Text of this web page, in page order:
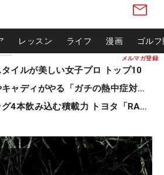
メルマガ登録
レッスン ライフ 漫画 ゴル
イルが美しい女子プロ トップ10
女子プロやキャディがやる「ガチの熱中症対策」
ゴルフバッグ4本飲み込む積載力 トヨタ「RAV4」